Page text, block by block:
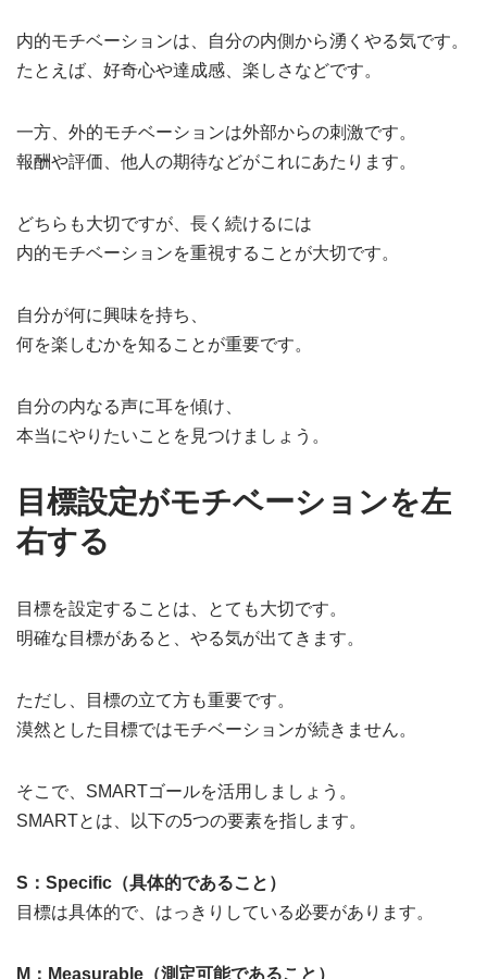
内的モチベーションは、自分の内側から湧くやる気です。
たとえば、好奇心や達成感、楽しさなどです。
一方、外的モチベーションは外部からの刺激です。
報酬や評価、他人の期待などがこれにあたります。
どちらも大切ですが、長く続けるには
内的モチベーションを重視することが大切です。
自分が何に興味を持ち、
何を楽しむかを知ることが重要です。
自分の内なる声に耳を傾け、
本当にやりたいことを見つけましょう。
目標設定がモチベーションを左
右する
目標を設定することは、とても大切です。
明確な目標があると、やる気が出てきます。
ただし、目標の立て方も重要です。
漠然とした目標ではモチベーションが続きません。
そこで、SMARTゴールを活用しましょう。
SMARTとは、以下の5つの要素を指します。
S：Specific（具体的であること）
目標は具体的で、はっきりしている必要があります。
M：Measurable（測定可能であること）